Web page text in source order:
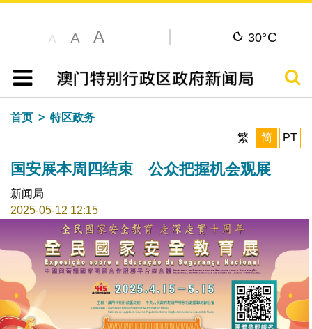
A A A 30°C
目录
搜寻
首页
特区政务
繁
简 PT
国安展本周四结束 公众把握机会观展
新闻局
2025-05-12 12:15